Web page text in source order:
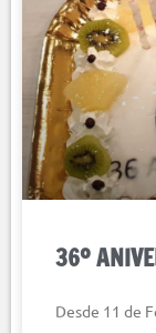
36º
Desde 11 de